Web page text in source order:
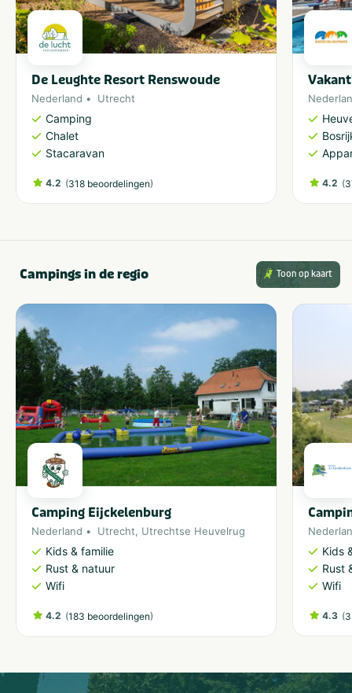
De Leughte Resort Renswoude
Nederland Utrecht
Camping
Chalet
Stacaravan
4.2 (318 beoordelingen) 4.2 (
Campings in de regio Toon op kaart
Camping Eijckelenburg
Nederland Utrecht, Utrechtse Heuvelrug
Kids & familie
Rust & natuur
Wifi
4.2 (183 beoordelingen)
Kids
Rust
Wifi
4.3 (